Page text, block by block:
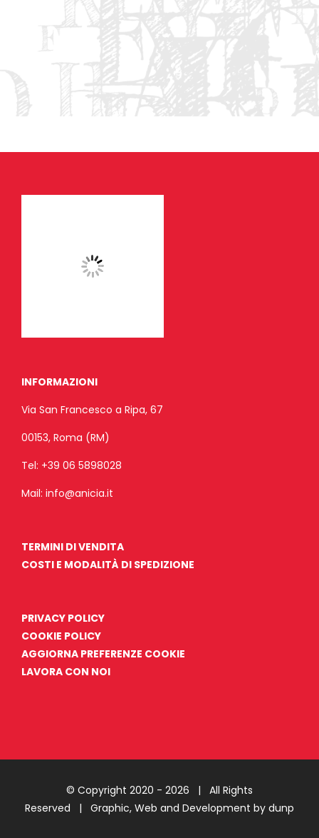
INFORMAZIONI
Via San Francesco a Ripa, 67
00153, Roma (RM)
Tel: +39 06 5898028
Mail: info@anicia.it
TERMINI DI VENDITA
COSTI E MODALITÀ DI SPEDIZIONE
PRIVACY POLICY
COOKIE POLICY
AGGIORNA PREFERENZE COOKIE
LAVORA CON NOI
© Copyright 2020 - 2026 | All Rights
Reserved | Graphic, Web and Development by dunp